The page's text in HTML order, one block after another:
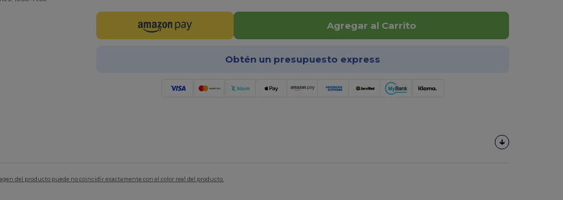
Agregar al Carrito
Obtén un presupuesto express
del producto puede no coincidir exactamente con el color real del producto.